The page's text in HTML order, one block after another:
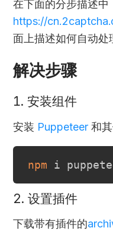
在下面的分步描述中
https://
面上描述如何自动处
解决步骤
1. 安装组件
安装 Puppeteer 和
npm
2. 设置插件
下载带有插件的